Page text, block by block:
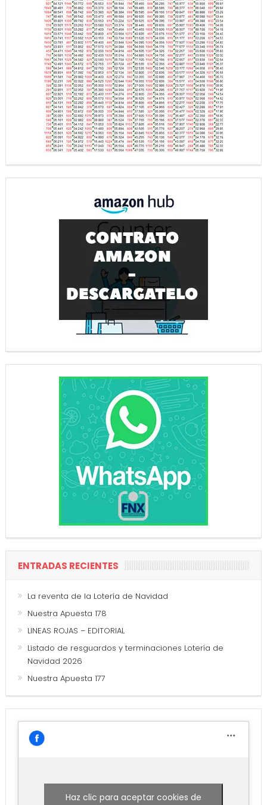
ENTRADAS RECIENTES
La reventa de la Lotería de Navidad
Nuestra Apuesta 178
LINEAS ROJAS – EDITORIAL
Listado de resguardos y terminaciones Lotería de
Navidad 2026
Nuestra Apuesta 177
Haz clic para aceptar cookies de